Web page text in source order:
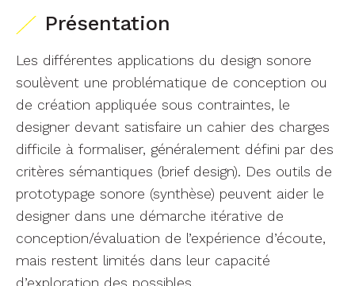
Présentation
Les différentes applications du design sonore
soulèvent une problématique de conception ou
de création appliquée sous contraintes, le
designer devant satisfaire un cahier des charges
difficile à formaliser, généralement défini par des
critères sémantiques (brief design). Des outils de
prototypage sonore (synthèse) peuvent aider le
designer dans une démarche itérative de
conception/évaluation de l’expérience d’écoute,
mais restent limités dans leur capacité
d’exploration des possibles.